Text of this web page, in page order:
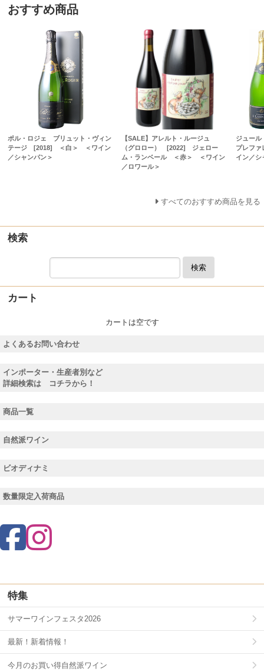
おすすめ商品
ポル・ロジェ ブリュット・ヴィン
テージ [2018] ＜白＞ ＜ワイン
／シャンパン＞
【SALE】アレルト・ルージュ
（グロロー） [2022] ジェロー
ム・ランベール ＜赤＞ ＜ワイン
／ロワール＞
ジュー
プレフ
イン／シ
すべてのおすすめ商品を見る
検索
検索
カート
カートは空です
よくあるお問い合わせ
インポーター・生産者別など
詳細検索は コチラから！
商品一覧
自然派ワイン
ビオディナミ
数量限定入荷商品
特集
サマーワインフェスタ2026
最新！新着情報！
今月のお買い得自然派ワイン